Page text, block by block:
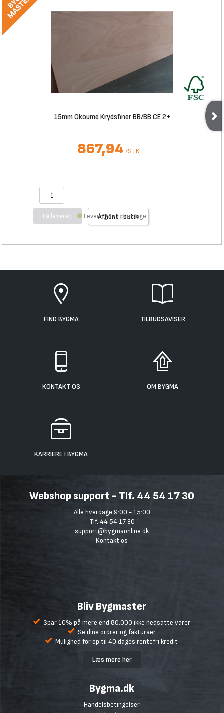
15mm Okoume Krydsfiner BB/BB CE 2+
867,94 /STK
Få leveret Afhent i butik
Levering 1-3 hverdage
FIND BYGMA TILBUDSAVISER
KONTAKT OS OM BYGMA
KARRIERE I BYGMA
Webshop support - Tlf. 44 54 17 30
Alle hverdage 9:00 - 15:00
Tlf. 44 54 17 30
support@bygmaonline.dk
Kontakt os
Bliv Bygmaster
Spar 10% på mere end 80.000 ikke nedsatte varer
Se dine ordrer og fakturaer
Mulighed for op til 40 dages rentefri kredit
Læs mere her
Bygma.dk
Handelsbetingelser